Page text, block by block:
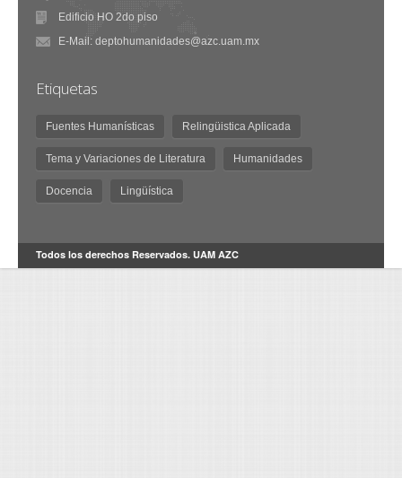
Edificio HO 2do piso
E-Mail: deptohumanidades@azc.uam.mx
Etiquetas
Fuentes Humanísticas Relingüistica Aplicada
Tema y Variaciones de Literatura Humanidades
Docencia Lingüística
Todos los derechos Reservados. UAM AZC